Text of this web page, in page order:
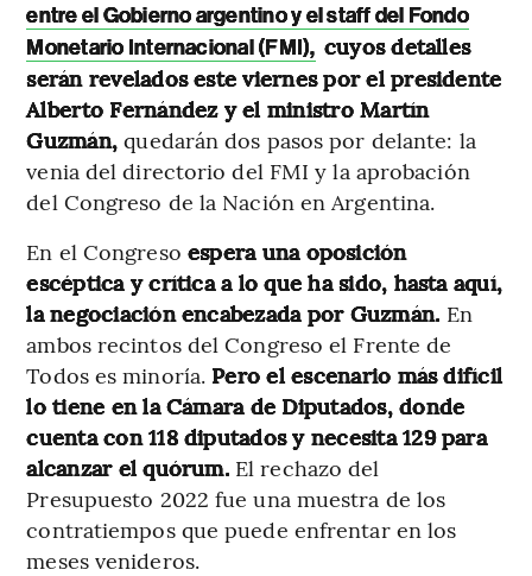
entre el Gobierno argentino y el staff del Fondo
Monetario Internacional (FMI), cuyos detalles
serán revelados este viernes por el presidente
Alberto Fernández y el ministro Martín
Guzmán,quedarán dos pasos por delante: la
venia del directorio del FMI y la aprobación
del Congreso de la Nación en Argentina.
En el Congreso espera una oposición
escéptica y crítica a lo que ha sido, hasta aquí,
la negociación encabezada por Guzmán. En
ambos recintos del Congreso el Frente de
Todos es minoría. Pero el escenario más difícil
lo tiene en la Cámara de Diputados, donde
cuenta con 118 diputados y necesita 129 para
alcanzar el quórum.El rechazo del
Presupuesto 2022 fue una muestra de los
contratiempos que puede enfrentar en los
meses venideros.